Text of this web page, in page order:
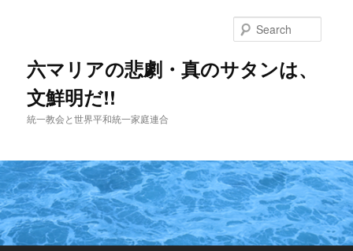
content六マリアの悲劇・真のサタンは、
文鮮明だ!!
統一教会と世界平和統一家庭連合